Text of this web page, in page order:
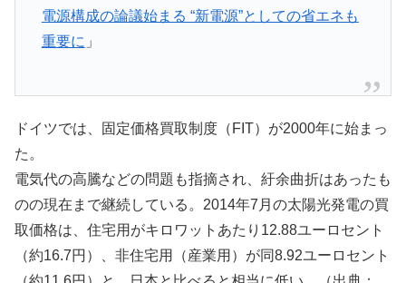
電源構成の論議始まる “新電源”としての省エネも
重要に 」
ドイツでは、固定価格買取制度（FIT）が2000年に始まっ
た。
電気代の高騰などの問題も指摘され、紆余曲折はあったも
のの現在まで継続している。2014年7月の太陽光発電の買
取価格は、住宅用がキロワットあたり12.88ユーロセント
（約16.7円）、非住宅用（産業用）が同8.92ユーロセント